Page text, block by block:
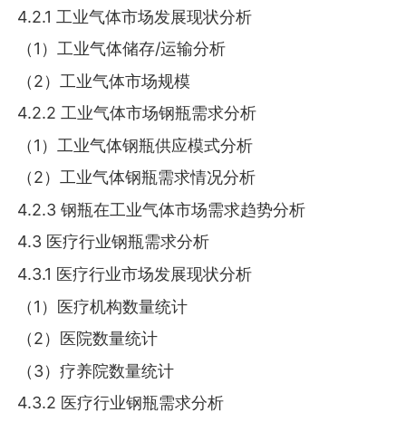
4.2.1 工业气体市场发展现状分析
（1）工业气体储存/运输分析
（2）工业气体市场规模
4.2.2 工业气体市场钢瓶需求分析
（1）工业气体钢瓶供应模式分析
（2）工业气体钢瓶需求情况分析
4.2.3 钢瓶在工业气体市场需求趋势分析
4.3 医疗行业钢瓶需求分析
4.3.1 医疗行业市场发展现状分析
（1）医疗机构数量统计
（2）医院数量统计
（3）疗养院数量统计
4.3.2 医疗行业钢瓶需求分析